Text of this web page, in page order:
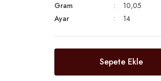
Gram
10,05
Ayar
14
Sepete Ekle